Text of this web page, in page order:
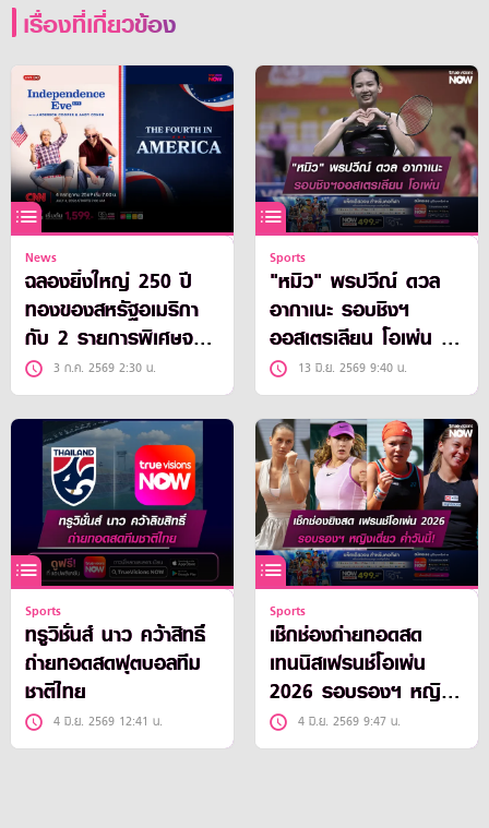
เรื่องที่เกี่ยวข้อง
News
ฉลองยิ่งใหญ่ 250 ปี
ทองของสหรัฐอเมริกา
กับ 2 รายการพิเศษจาก
CNN3 ก.ค. 2569 2:30 น.
Sports
"หมิว" พรปวีณ์ ดวล
อากาเนะ รอบชิงฯ
ออสเตรเลียน โอเพ่น ทรู
วิชั่นส์ นาว ยิงสด!
13 มิ.ย. 2569 9:40 น.
Sports
ทรูวิชั่นส์ นาว คว้าสิทธิ์
ถ่ายทอดสดฟุตบอลทีม
ชาติไทย
4 มิ.ย. 2569 12:41 น.
Sports
เช็กช่องถ่ายทอดสด
เทนนิสเฟรนช์โอเพ่น
2026 รอบรองฯ หญิง
เดี่ยว ค่ำวันนี้!
4 มิ.ย. 2569 9:47 น.